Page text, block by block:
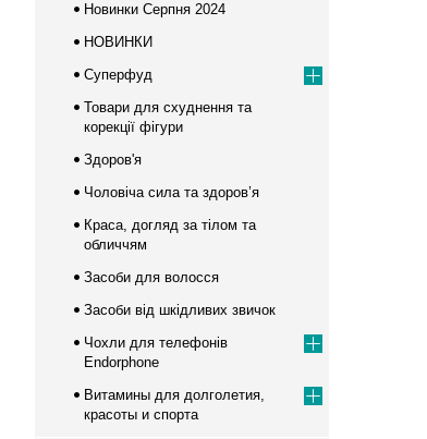
Новинки Серпня 2024
НОВИНКИ
Суперфуд
Товари для схуднення та
корекції фігури
Здоров'я
Чоловіча сила та здоров’я
Краса, догляд за тілом та
обличчям
Засоби для волосся
Засоби від шкідливих звичок
Чохли для телефонів
Endorphone
Витамины для долголетия,
красоты и спорта